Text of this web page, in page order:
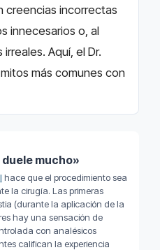
creencias incorrectas
innecesarios o, al
Aquí, el Dr.
más comunes con
mucho»
hace que el procedimiento sea
la cirugía. Las primeras
(durante la aplicación de la
hay una sensación de
con analésicos
califican la experiencia